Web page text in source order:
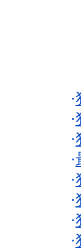
·
·
·
·
·
·
·
·